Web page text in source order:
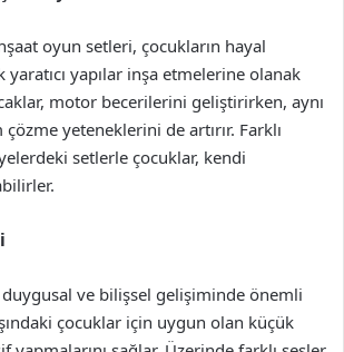
oyun setleri, çocukların hayal
yapılar inşa etmelerine olanak
motor becerilerini geliştirirken, aynı
yeteneklerini de artırır. Farklı
setlerle çocuklar, kendi
ve bilişsel gelişiminde önemli
çocuklar için uygun olan küçük